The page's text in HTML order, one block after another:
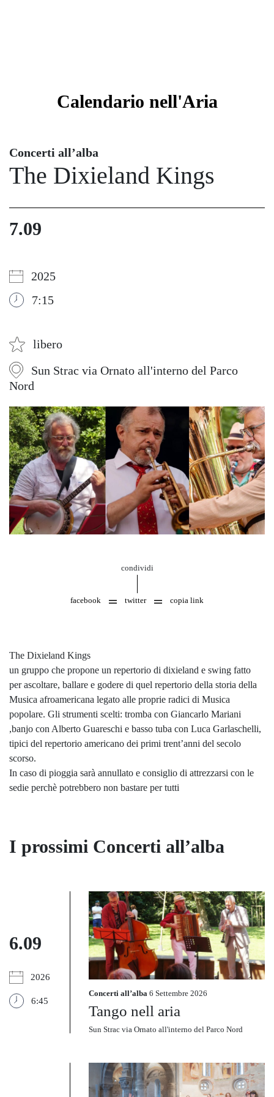
Calendario nell'Aria
Concerti all’alba
The Dixieland Kings
7.09
2025
7:15
libero
Sun Strac via Ornato all'interno del Parco
Nord
condividi
facebook twitter copia link
The Dixieland Kings
un gruppo che propone un repertorio di dixieland e swing fatto
per ascoltare, ballare e godere di quel repertorio della storia della
Musica afroamericana legato alle proprie radici di Musica
popolare. Gli strumenti scelti: tromba con Giancarlo Mariani
,banjo con Alberto Guareschi e basso tuba con Luca Garlaschelli,
tipici del repertorio americano dei primi trent’anni del secolo
scorso.
In caso di pioggia sarà annullato e consiglio di attrezzarsi con le
sedie perchè potrebbero non bastare per tutti
I prossimi Concerti all’alba
6.09
2026
6:45
Concerti all’alba 6 Settembre 2026
Tango nell aria
Sun Strac via Ornato all'interno del Parco Nord